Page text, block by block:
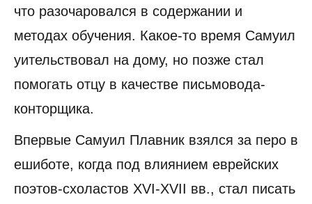
что разочаровался в содержании и
методах обучения. Какое-то время Самуил
уительствовал на дому, но позже стал
помогать отцу в качестве письмовода-
конторщика.
Впервые Самуил Плавник взялся за перо в
ешиботе, когда под влиянием еврейских
поэтов-схоластов XVI-XVII вв., стал писать